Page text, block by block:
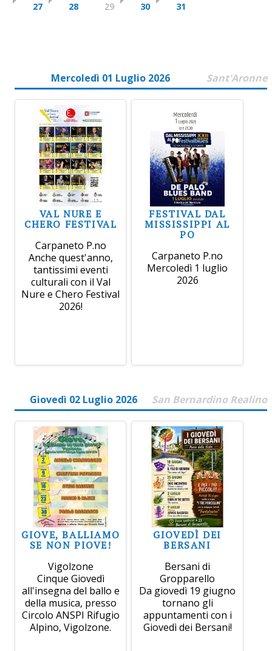
27 28 29 30 31
Mercoledì 01 Luglio 2026 Sant'Aronne
VAL NURE E
CHERO FESTIVAL
Carpaneto P.no
Anche quest'anno,
tantissimi eventi
culturali con il Val
Nure e Chero Festival
2026!
FESTIVAL DAL
MISSISSIPPI AL
PO
Carpaneto P.no
Mercoledì 1 luglio
2026
Giovedì 02 Luglio 2026 San Bernardino Realino
GIOVE, BALLIAMO
SE NON PIOVE!
Vigolzone
Cinque Giovedì
all'insegna del ballo e
della musica, presso
Circolo ANSPI Rifugio
Alpino, Vigolzone.
GIOVEDÌ DEI
BERSANI
Bersani di
Gropparello
Da giovedì 19 giugno
tornano gli
appuntamenti con i
Giovedì dei Bersani!